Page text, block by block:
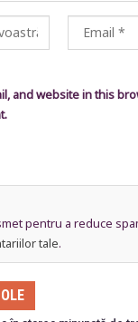
and website in this
pentru a reduce
tale.